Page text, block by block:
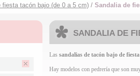
fiesta tacón bajo (de 0 a 5 cm) / Sandalia de
SANDALIA DE
Las sandalias de tacón bajo de fiesta
Hay modelos con pedrería que son